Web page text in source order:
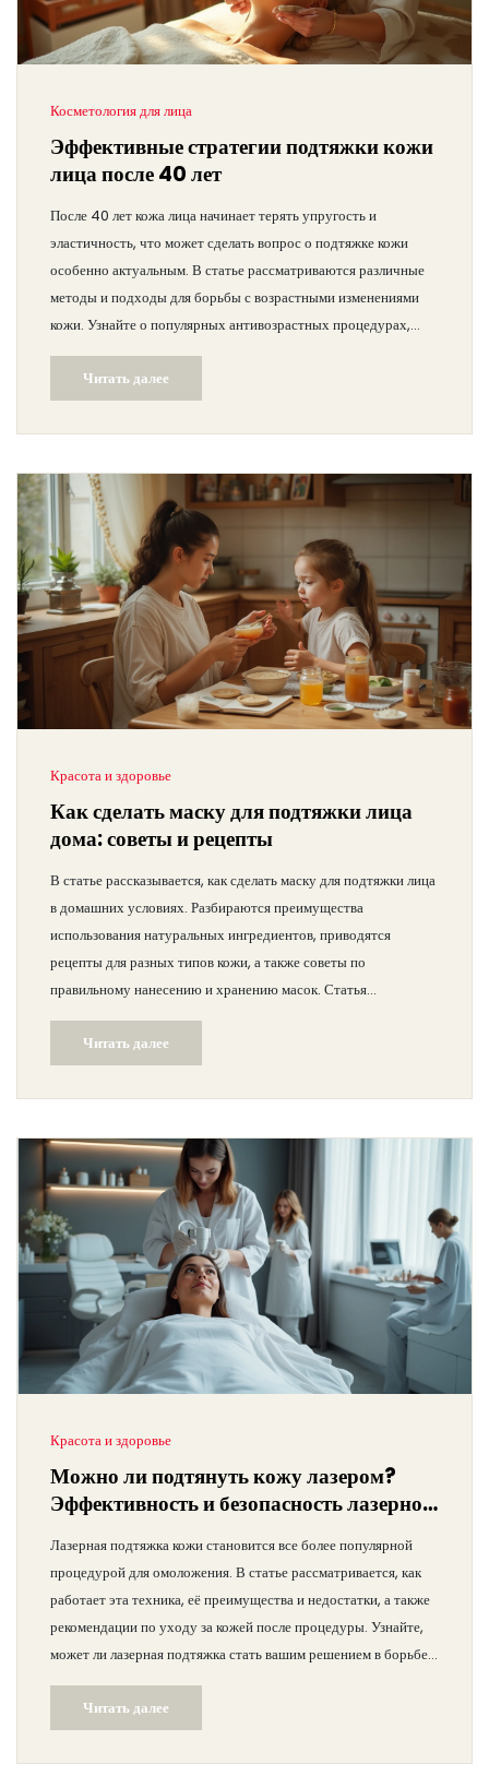
Косметология для лица
Эффективные стратегии подтяжки кожи
лица после 40 лет
После 40 лет кожа лица начинает терять упругость и
эластичность, что может сделать вопрос о подтяжке кожи
особенно актуальным. В статье рассматриваются различные
методы и подходы для борьбы с возрастными изменениями
кожи. Узнайте о популярных антивозрастных процедурах,
которые помогут сохранить молодость лица. Также мы
обсудим компоненты в косметических средствах, которые
стоит добавить в свой уход за кожей. Эта информация
поможет вам сделать более осознанный выбор при заботе о
Читать далее
Красота и здоровье
Как сделать маску для подтяжки лица
дома: советы и рецепты
В статье рассказывается, как сделать маску для подтяжки лица
в домашних условиях. Разбираются преимущества
использования натуральных ингредиентов, приводятся
рецепты для разных типов кожи, а также советы по
правильному нанесению и хранению масок. Статья
предназначена для тех, кто хочет улучшить состояние своей
кожи, не выходя из дома.
Читать далее
Красота и здоровье
Можно ли подтянуть кожу лазером?
Эффективность и безопасность лазерной
Лазерная подтяжка кожи становится все более популярной
процедурой для омоложения. В статье рассматривается, как
работает эта техника, её преимущества и недостатки, а также
рекомендации по уходу за кожей после процедуры. Узнайте,
может ли лазерная подтяжка стать вашим решением в борьбе с
возрастными изменениями.
Читать далее